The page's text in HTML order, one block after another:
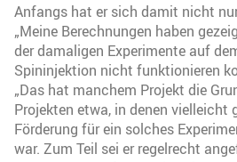
Anfangs hat er sich damit nicht
„Meine Berechnungen haben
der damaligen Experimente auf
Spininjektion nicht funktionieren
„Das hat manchem Projekt die
Projekten etwa, in denen vielleicht
Förderung für ein solches
war. Zum Teil sei er regelrecht